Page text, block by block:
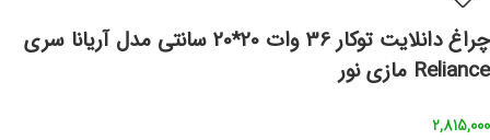
چراغ دانلایت توکار 36 وات 20*20 سانتی مدل آریانا سری
Reliance مازی نور
2,815,000